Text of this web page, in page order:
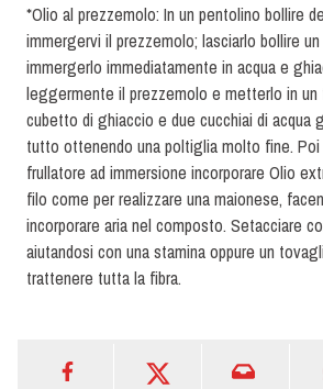
*Olio al prezzemolo: In un pentolino bollire
immergervi il prezzemolo; lasciarlo bollire
immergerlo immediatamente in acqua e
leggermente il prezzemolo e metterlo in un
cubetto di ghiaccio e due cucchiai di acqua
tutto ottenendo una poltiglia molto fine. Poi
frullatore ad immersione incorporare Olio
filo come per realizzare una maionese,
incorporare aria nel composto. Setacciare
aiutandosi con una stamina oppure un
trattenere tutta la fibra.